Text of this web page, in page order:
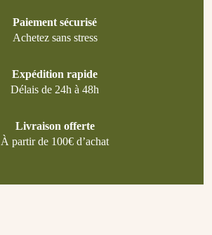
Paiement sécurisé
Achetez sans stress
Expédition rapide
Délais de 24h à 48h
Livraison offerte
À partir de 100€ d’achat